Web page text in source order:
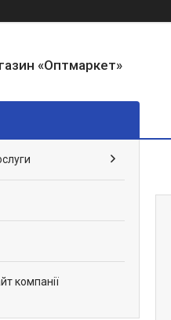
«Оптмаркет»
компанії